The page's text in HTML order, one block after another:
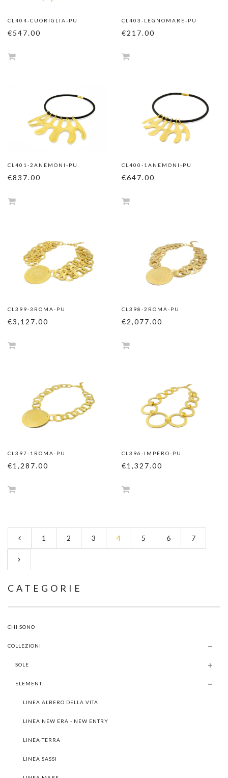
CL404-CUORIGLIA-PU
€547.00
CL403-LEGNOMARE-PU
€217.00
CL401-2ANEMONI-PU
€837.00
CL400-1ANEMONI-PU
€647.00
CL399-3ROMA-PU
€3,127.00
CL398-2ROMA-PU
€2,077.00
CL397-1ROMA-PU
€1,287.00
CL396-IMPERO-PU
€1,327.00
1 2 3 4 5 6 7
CATEGORIE
CHI SONO
COLLEZIONI
SOLE
ELEMENTI
LINEA ALBERO DELLA VITA
LINEA NEW ERA - NEW ENTRY
LINEA TERRA
LINEA SASSI